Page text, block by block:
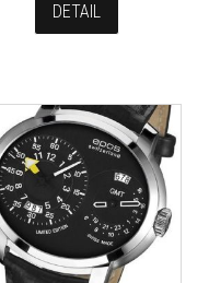
DETAIL